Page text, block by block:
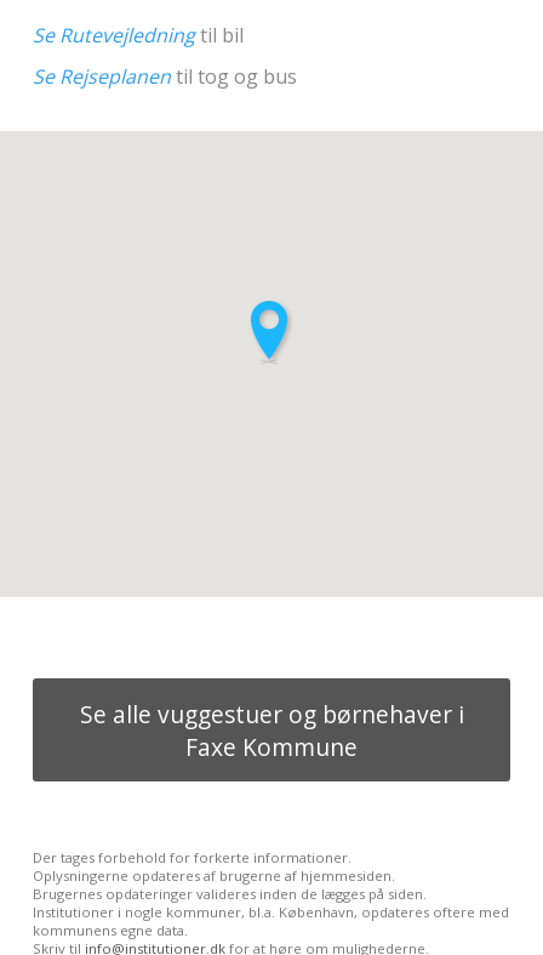
Se Rutevejledningtil bil
Se Rejseplanentil tog og bus
Se alle vuggestuer og børnehaver i
Faxe Kommune
Der tages forbehold for forkerte informationer.
Oplysningerne opdateres af brugerne af hjemmesiden.
Brugernes opdateringer valideres inden de lægges på siden.
Institutioner i nogle kommuner, bl.a. København, opdateres oftere med
kommunens egne data.
Skriv til info@institutioner.dkfor at høre om mulighederne.